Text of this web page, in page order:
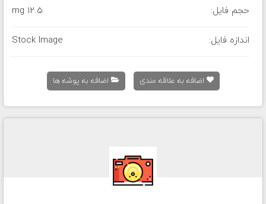
حجم فایل: 12.5 mg
اندازه فایل: Stock Image
اضافه به علاقه مندی اضافه به پوشه ها